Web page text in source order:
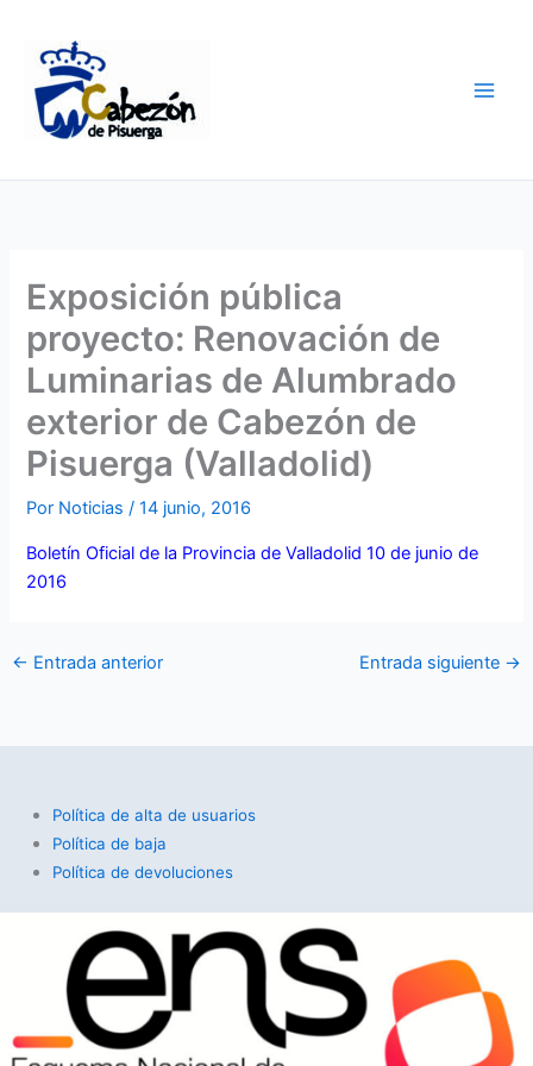
contenido
Exposición pública
proyecto: Renovación de
Luminarias de Alumbrado
exterior de Cabezón de
Pisuerga (Valladolid)
Por Noticias/14 junio, 2016
Boletín Oficial de la Provincia de Valladolid 10 de junio de
2016
← Entrada anterior Entrada siguiente →
Política de alta de usuarios
Política de baja
Política de devoluciones